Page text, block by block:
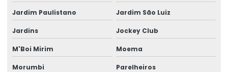
Escritório de cálculo estrutural
Estrutura Atacadista
Jardim Paulistano Jardim São Luiz
Jardins Jockey Club
M'Boi Mirim Moema
Morumbi Parelheiros